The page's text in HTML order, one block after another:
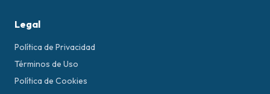
Legal
Política de Privacidad
Términos de Uso
Política de Cookies